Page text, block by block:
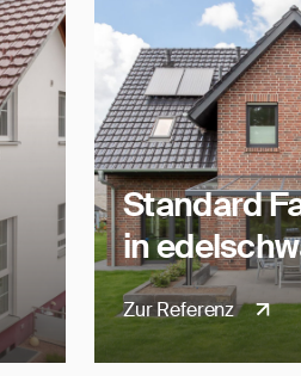
Standard
in
Zur Referenz